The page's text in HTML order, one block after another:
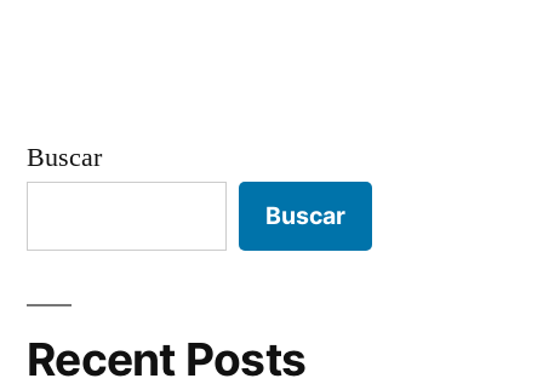
Buscar
Buscar
Recent Posts